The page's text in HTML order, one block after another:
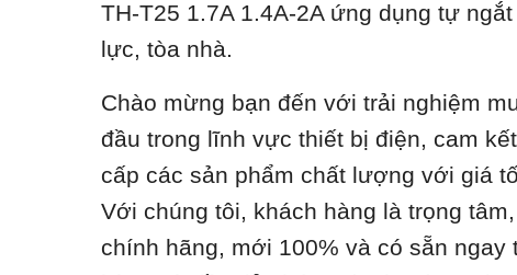
TH-T25 1.7A 1.4A-2A ứng dụng tự
lực, tòa nhà.
Chào mừng bạn đến với trải nghiệm
đầu trong lĩnh vực thiết bị điện, cam
cấp các sản phẩm chất lượng với giá
Với chúng tôi, khách hàng là trọng
chính hãng, mới 100% và có sẵn